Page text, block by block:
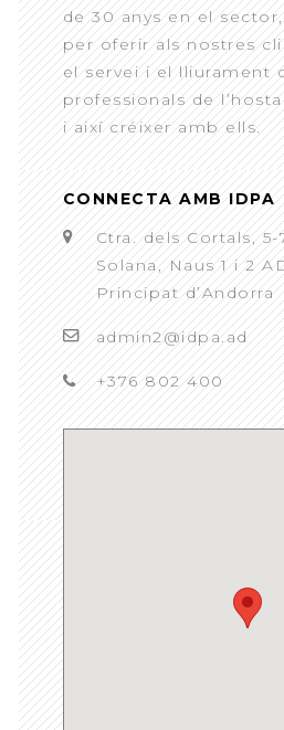
de 30 anys en el
per oferir als nostres
el servei i el lliurament
professionals de
i així créixer amb ells.
CONNECTA AMB IDPA
Ctra. dels Cortals,
Solana, Naus 1 i 2
Principat d’Andorra
admin2@idpa.ad
+376 802 400